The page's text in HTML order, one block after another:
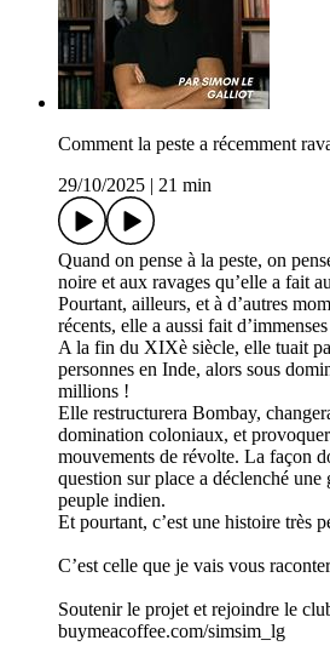
Comment la peste a récemment
29/10/2025
21 min
Quand on pense à la peste, on
noire et aux ravages qu’elle a fait
Pourtant, ailleurs, et à d’autres
récents, elle a aussi fait
A la fin du XIXè siècle, elle tuait
personnes en Inde, alors sous
millions !
Elle restructurera Bombay,
domination coloniaux, et
mouvements de révolte. La façon
question sur place a déclenché une
peuple indien.
Et pourtant, c’est une histoire très
C’est celle que je vais vous
Soutenir le projet et rejoindre le
buymeacoffee.com/simsim_lg